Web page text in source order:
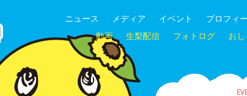
ニュース メディア イベント プロフィ
動画
生梨配信 フォトログ お